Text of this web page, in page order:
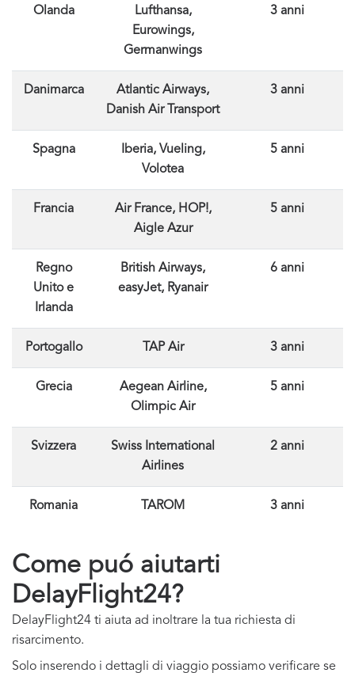
Olanda
Lufthansa,
Eurowings,
Germanwings
3 anni
Danimarca
Atlantic Airways,
Danish Air Transport
3 anni
Spagna
Iberia, Vueling,
Volotea
5 anni
Francia
Air France, HOP!,
Aigle Azur
5 anni
Regno
Unito e
Irlanda
British Airways,
easyJet, Ryanair
6 anni
Portogallo TAP Air 3 anni
Grecia
Aegean Airline,
Olimpic Air
5 anni
Svizzera
Swiss International
Airlines
2 anni
Romania TAROM 3 anni
Come puó aiutarti
DelayFlight24?
DelayFlight24 ti aiuta ad inoltrare la tua richiesta di
risarcimento.
Solo inserendo i dettagli di viaggio possiamo verificare se